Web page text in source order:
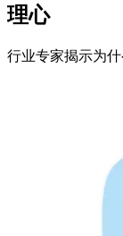
理心
行业专家揭示为